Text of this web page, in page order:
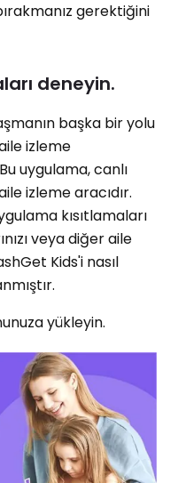
gerektiğini
deneyin.
başka bir yolu
izleme
uygulama, canlı
izleme aracıdır.
kısıtlamaları
veya diğer aile
Kids'i nasıl
yükleyin.